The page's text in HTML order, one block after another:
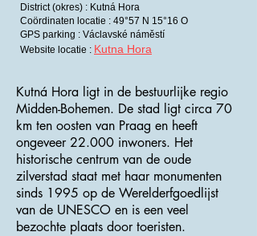
District (okres) : Kutná Hora
Coördinaten locatie : 49°57 N 15°16 O
GPS parking : Václavské náměstí
Website locatie : Kutna Hora
Kutná Hora ligt in de bestuurlijke regio
Midden-Bohemen. De stad ligt circa 70
km ten oosten van Praag en heeft
ongeveer 22.000 inwoners. Het
historische centrum van de oude
zilverstad staat met haar monumenten
sinds 1995 op de Werelderfgoedlijst
van de UNESCO en is een veel
bezochte plaats door toeristen.